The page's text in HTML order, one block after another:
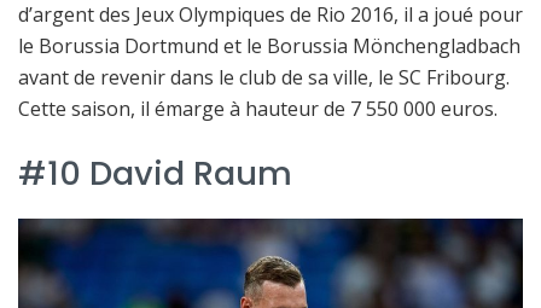
d’argent des Jeux Olympiques de Rio 2016, il a joué pour
le Borussia Dortmund et le Borussia Mönchengladbach
avant de revenir dans le club de sa ville, le SC Fribourg.
Cette saison, il émarge à hauteur de 7 550 000 euros.
#10 David Raum